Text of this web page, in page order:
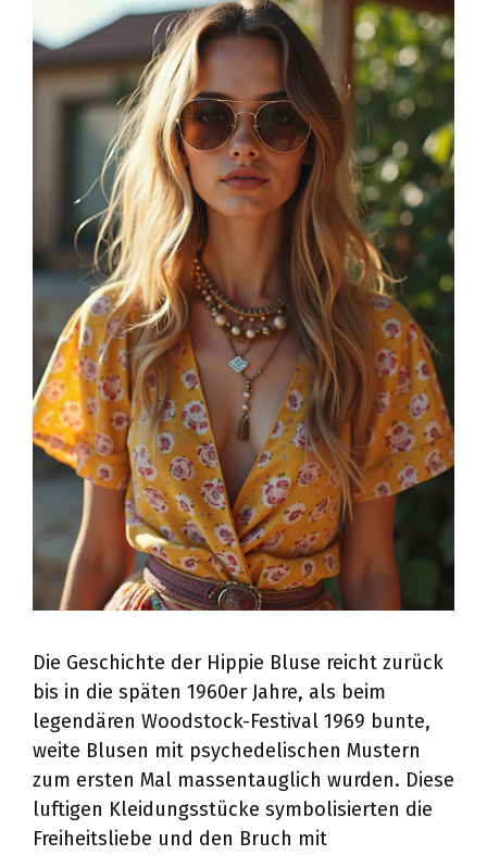
Die Geschichte der Hippie Bluse reicht zurück
bis in die späten 1960er Jahre, als beim
legendären Woodstock-Festival 1969 bunte,
weite Blusen mit psychedelischen Mustern
zum ersten Mal massentauglich wurden. Diese
luftigen Kleidungsstücke symbolisierten die
Freiheitsliebe und den Bruch mit